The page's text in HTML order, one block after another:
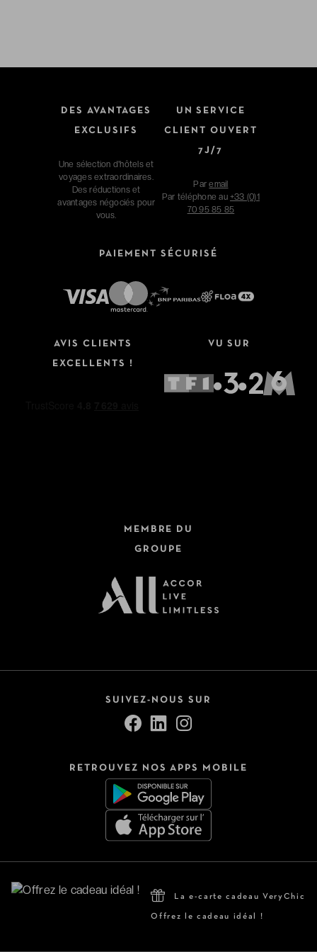
DES AVANTAGES
EXCLUSIFS
Une sélection d'hôtels et
voyages extraordinaires.
Des réductions et
avantages négociés pour
vous.
UN SERVICE
CLIENT OUVERT
7J/7
Paremail
Par téléphone au +33 (0)1
70 95 85 85
PAIEMENT SÉCURISÉ
AVIS CLIENTS
EXCELLENTS !
VU SUR
MEMBRE DU
GROUPE
SUIVEZ-NOUS SUR
RETROUVEZ NOS APPS MOBILE
La e-carte cadeau VeryChic
Offrez le cadeau idéal !